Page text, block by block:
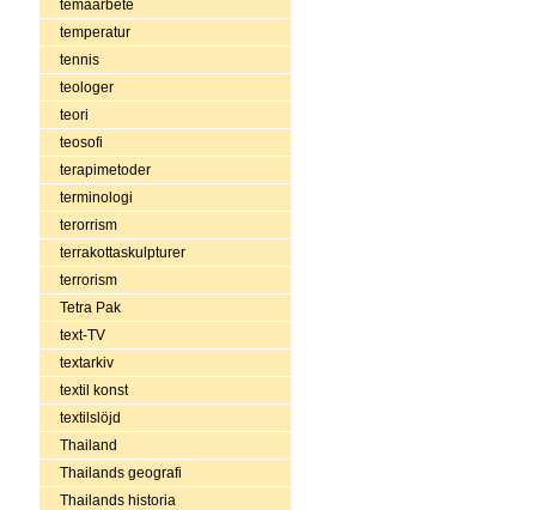
temaarbete
temperatur
tennis
teologer
teori
teosofi
terapimetoder
terminologi
terorrism
terrakottaskulpturer
terrorism
Tetra Pak
text-TV
textarkiv
textil konst
textilslöjd
Thailand
Thailands geografi
Thailands historia